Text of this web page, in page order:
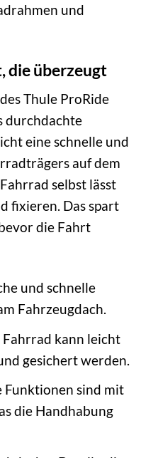
und
die überzeugt
Thule ProRide
durchdachte
eine schnelle und
auf dem
selbst lässt
fixieren. Das spart
die Fahrt
und schnelle
Fahrzeugdach.
Fahrrad kann leicht
gesichert werden.
Funktionen sind mit
die Handhabung